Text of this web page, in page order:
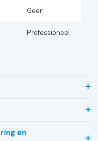
Geen
Professioneel
en